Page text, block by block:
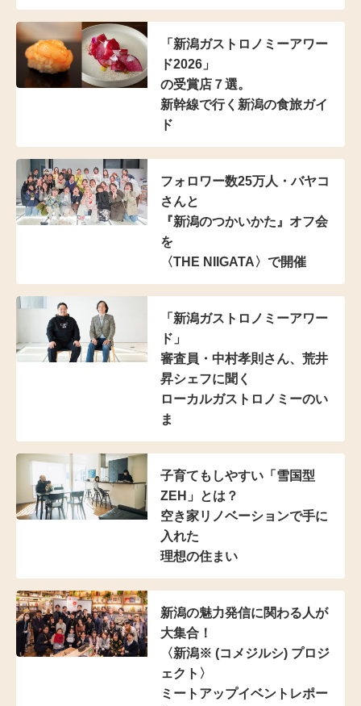
「新潟ガストロノミーアワー
ド2026」
の受賞店７選。
新幹線で行く新潟の食旅ガイ
ド
フォロワー数25万人・バヤコ
さんと
『新潟のつかいかた』オフ会
を
〈THE NIIGATA〉で開催
「新潟ガストロノミーアワー
ド」
審査員・中村孝則さん、 荒井
昇シェフに聞く
ローカルガストロノミーのい
ま
子育てもしやすい 「雪国型
ZEH」とは？
空き家リノベーションで手に
入れた
理想の住まい
新潟の魅力発信に関わる人が
大集合！
〈新潟※ (コメジルシ) プロジ
ェクト〉
ミートアップイベントレポー